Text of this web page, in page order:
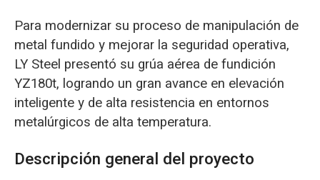
Para modernizar su proceso de manipulación de
metal fundido y mejorar la seguridad operativa,
LY Steel presentó su grúa aérea de fundición
YZ180t, logrando un gran avance en elevación
inteligente y de alta resistencia en entornos
metalúrgicos de alta temperatura.
Descripción general del proyecto